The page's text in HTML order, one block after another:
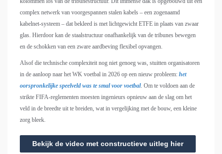
complex netwerk van voorgespannen stalen kabels – een zogenaamd
kabelnet-systeem – dat bekleed is met lichtgewicht ETFE in plaats van zwaar
glas. Hierdoor kan de staalstructuur onafhankelijk van de tribunes bewegen
en de schokken van een zware aardbeving flexibel opvangen.
Alsof die technische complexiteit nog niet genoeg was, stuitten organisatoren
in de aanloop naar het WK voetbal in 2026 op een nieuw probleem: het
oorspronkelijke speelveld was te smal voor voetbal. Om te voldoen aan de
strikte FIFA-reglementen moesten ingenieurs opnieuw aan de slag om het
veld in de breedte uit te breiden, wat in vergelijking met de bouw, een kleine
zorg bleek.
Bekijk de video met constructieve uitleg hier